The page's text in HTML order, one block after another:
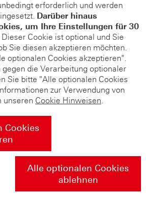
erforderlich und werden
Darüber hinaus
um Ihre Einstellungen für 30
Dieser Cookie ist optional und Sie
Sie diesen akzeptieren möchten.
optionalen Cookies akzeptieren".
gegen die Verarbeitung optionaler
Sie bitte "Alle optionalen Cookies
zur Verwendung von
unseren Cookie Hinweisen.
Cookies
Alle optionalen Cookies
ablehnen